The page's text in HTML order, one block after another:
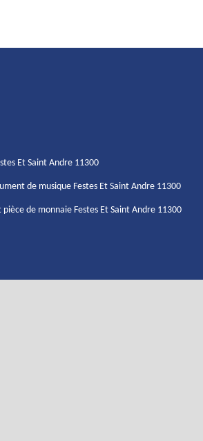
Et Saint Andre 11300
de musique Festes Et Saint Andre 11300
de monnaie Festes Et Saint Andre 11300